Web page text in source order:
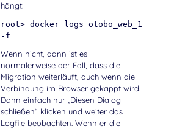
hängt:
root> docker logs otobo_web_1
-f
Wenn nicht, dann ist es
normalerweise der Fall, dass die
Migration weiterläuft, auch wenn die
Verbindung im Browser gekappt wird.
Dann einfach nur „Diesen Dialog
schließen“ klicken und weiter das
Logfile beobachten. Wenn er die